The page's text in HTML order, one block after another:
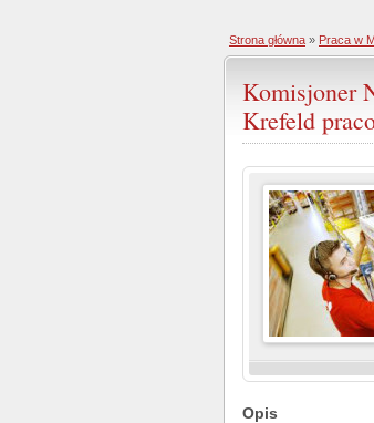
Strona główna » Praca w
Komisjoner
Krefeld
Opis